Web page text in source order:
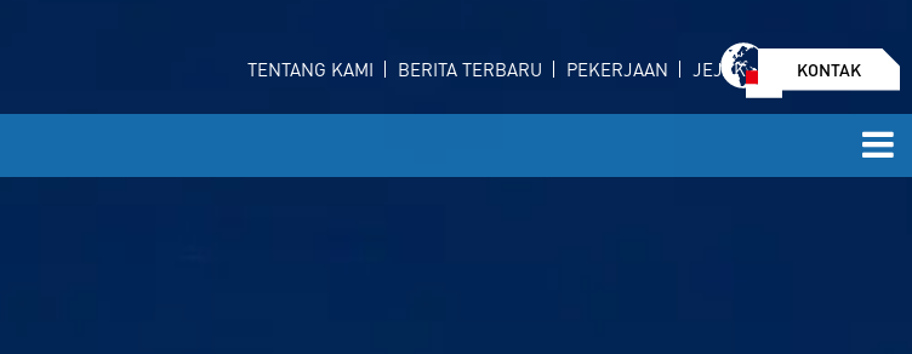
TENTANG KAMI BERITA TERBARU PEKERJAAN JEJAK KONTAK